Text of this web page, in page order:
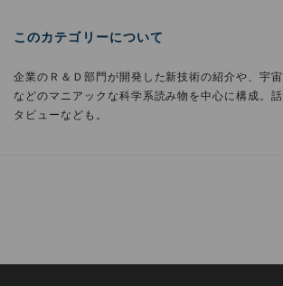
このカテゴリーについて
企業のＲ＆Ｄ部門が開発した新技術の紹介や、宇
などのマニアックな科学系読み物を中心に構成。
タビューなども。